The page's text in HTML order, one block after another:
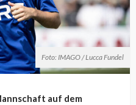
Foto: IMAGO / Lucca Fundel
auf dem